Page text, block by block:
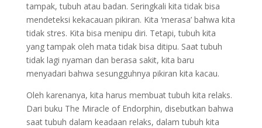
tampak, tubuh atau badan. Seringkali kita tidak bisa
mendeteksi kekacauan pikiran. Kita ‘merasa’ bahwa kita
tidak stres. Kita bisa menipu diri. Tetapi, tubuh kita
yang tampak oleh mata tidak bisa ditipu. Saat tubuh
tidak lagi nyaman dan berasa sakit, kita baru
menyadari bahwa sesungguhnya pikiran kita kacau.
Oleh karenanya, kita harus membuat tubuh kita relaks.
Dari buku The Miracle of Endorphin, disebutkan bahwa
saat tubuh dalam keadaan relaks, dalam tubuh kita